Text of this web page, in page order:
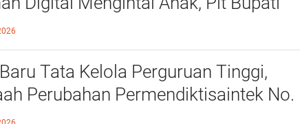
Ajak Wujudkan Tulungagung
Anak
Tata Kelola Perguruan Tinggi,
Perubahan Permendiktisaintek No.
Menjadi No. 10/2026